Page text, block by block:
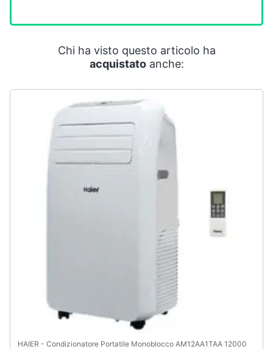
Chi ha visto questo articolo ha
acquistatoanche:
HAIER - Condizionatore Portatile Monoblocco AM12AA1TAA 12000